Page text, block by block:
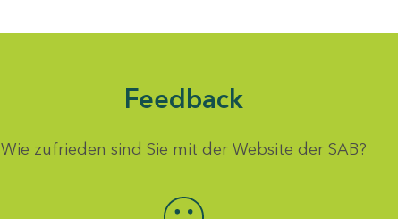
Feedback
Wie zufrieden sind Sie mit der Website der SAB?
Bewertung auswählen